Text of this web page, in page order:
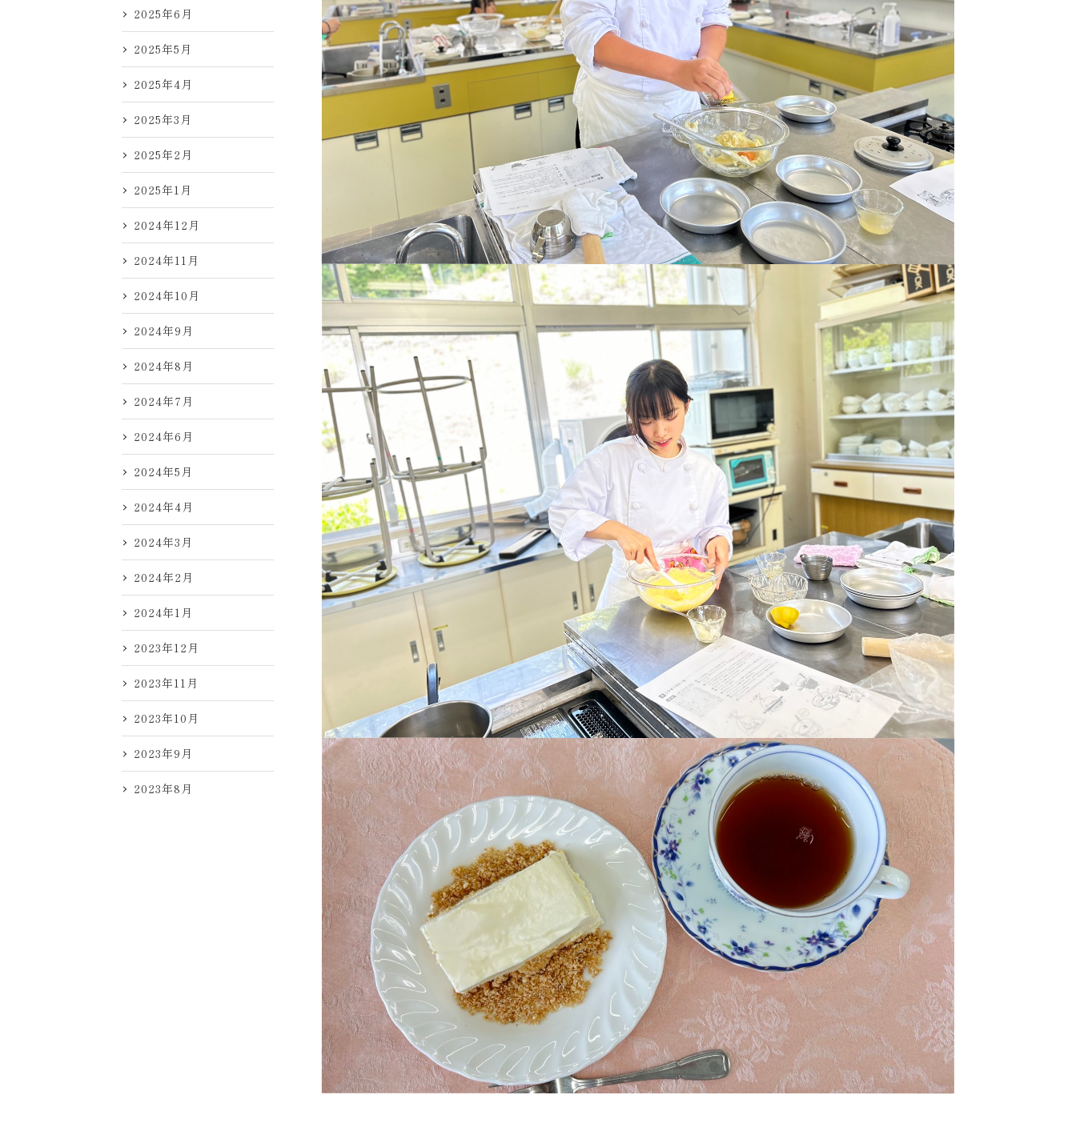
2025年6月
2025年5月
2025年4月
2025年3月
2025年2月
2025年1月
2024年12月
2024年11月
2024年10月
2024年9月
2024年8月
2024年7月
2024年6月
2024年5月
2024年4月
2024年3月
2024年2月
2024年1月
2023年12月
2023年11月
2023年10月
2023年9月
2023年8月